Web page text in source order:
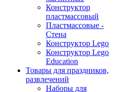
Конструктор
пластмассовый
Пластмассовые -
Стена
Конструктор Lego
Конструктор Lego
Education
Товары для праздников,
развлечений
Наборы для